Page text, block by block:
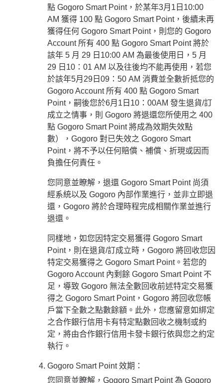
點 Gogoro Smart Point，於某年3月1日10:00
AM 獲得 100 點 Gogoro Smart Point，後續未再
獲得任何 Gogoro Smart Point，則您的 Gogoro
Account 所有 400 點 Gogoro Smart Point 將於
該年 5 月 29 日10:00 AM 為最後使用日，5 月
29 日10：01 AM 以及往後均不能再使用，若您
於該年5月29日09：50 AM 消費並全數折抵您的
Gogoro Account 所有 400 點 Gogoro Smart
Point，嗣後您於6月1日10：00AM 發生退貨/訂
成立之情事，則 Gogoro 將退還您所使用之 400
點 Gogoro Smart Point 將成為效期失效點
數），Gogoro 對已失效之 Gogoro Smart
Point，將不予以任何賠償、補償、折現或因而
負擔任何責任。
您同意並瞭解，退還 Gogoro Smart Point 尚須
經系統以及 Gogoro 內部作業進行，並非立即退
還，Gogoro 將於合理時程完成相關作業並進行
退還。
同樣地，如您因特定交易獲得 Gogoro Smart
Point，則在退貨/訂成立時，Gogoro 將回收您因
特定交易獲得之 Gogoro Smart Point。若您的
Gogoro Account 內剩餘 Gogoro Smart Point 不
足，導致 Gogoro 無法全數回收前述特定交易獲
得之 Gogoro Smart Point，Gogoro 將回收您帳
戶當下全數之點數餘額。此外，您應留意如綁定
之合作銀行信用卡有特定點數回收之機制或約
定，將由合作銀行信用卡發卡銀行依與您之約定
執行。
Gogoro Smart Point 效期：
您同意並瞭解，Gogoro Smart Point 為 Gogoro